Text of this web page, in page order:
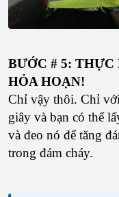
BƯỚC # 5:
HỎA HOẠN!
Chỉ vậy thôi. Chỉ
giây và bạn có thể
và đeo nó để tăng
trong đám cháy.